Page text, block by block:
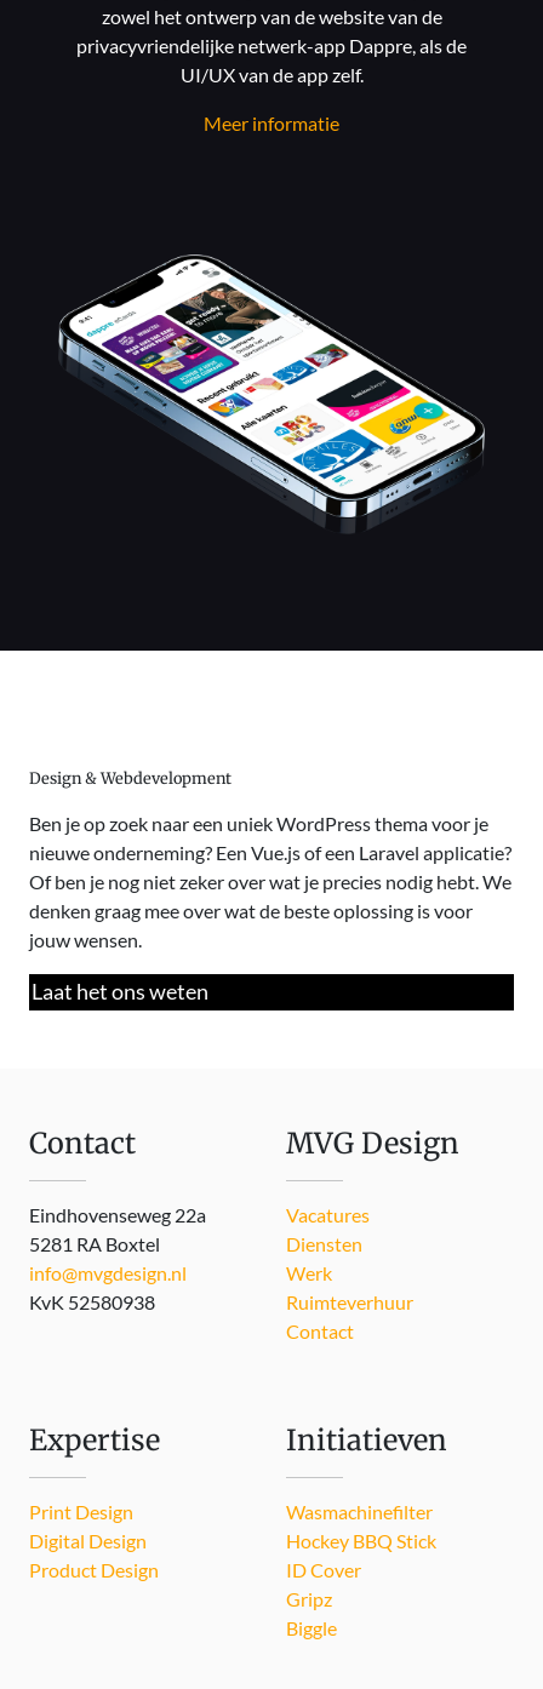
zowel het ontwerp van de website van de
privacyvriendelijke netwerk-app Dappre, als de
UI/UX van de app zelf.
Meer informatie
Design & Webdevelopment
Ben je op zoek naar een uniek WordPress thema voor je
nieuwe onderneming? Een Vue.js of een Laravel applicatie?
Of ben je nog niet zeker over wat je precies nodig hebt. We
denken graag mee over wat de beste oplossing is voor
jouw wensen.
Laat het ons weten
Contact
Eindhovenseweg 22a
5281 RA Boxtel
info@mvgdesign.nl
KvK 52580938
MVG Design
Vacatures
Diensten
Werk
Ruimteverhuur
Contact
Expertise
Print Design
Digital Design
Product Design
Initiatieven
Wasmachinefilter
Hockey BBQ Stick
ID Cover
Gripz
Biggle